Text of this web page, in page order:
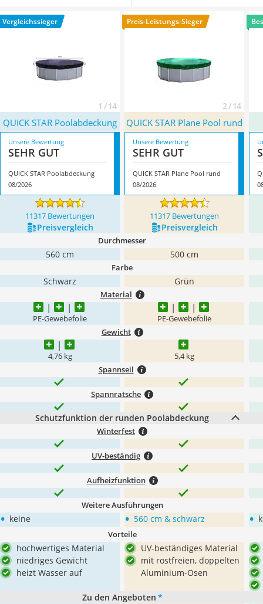
Winterharte Palmen
Gasdurchlauferhitzer
hat uns hier im August 2026 besonders das Modell
STAR Poolabdeckung
mit seinen Eigenschaften.
Vergleichssieger
1 / 14
Preis-Leistungs-Sieger
2 / 14
QUICK STAR Poolabdeckung QUICK STAR Plane Pool rund
Unsere Bewertung
SEHR GUT
QUICK STAR Poolabdeckung
08/2026
Unsere Bewertung
SEHR GUT
QUICK STAR Plane Pool rund
08/2026
11317 Bewertungen 11317 Bewertungen
Preis­vergleich Preis­vergleich
Durchmesser
560 cm 500 cm
Farbe
Schwarz Grün
Material
PE-Gewebefolie PE-Gewebefolie
Gewicht
4,76 kg 5,4 kg
Spannseil
Spannratsche
Schutzfunktion der runden Poolabdeckung
Winterfest
UV-beständig
Aufheizfunktion
Weitere Ausführungen
• keine • 560 cm & schwarz •
Vorteile
hochwertiges Material
niedriges Gewicht
heizt Wasser auf
UV-beständiges Material
mit rostfreien, doppelten
Aluminium-Ösen
Zu den Angeboten *